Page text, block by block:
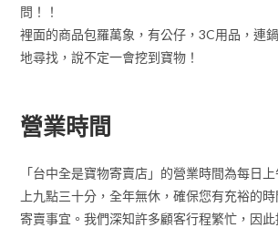
問！！
裡面的商品包羅萬象，有公仔，3C用品，連
地尋找，說不定一會挖到寶物！
營業時間
「台中全是寶物寄賣店」的營業時間為每日
上九點三十分，全年無休，確保您有充裕的
寄賣事宜。我們深知許多顧客行程繁忙，因